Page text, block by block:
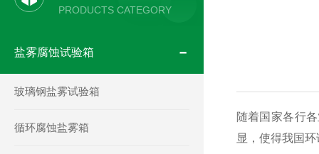
PRODUCTS CATEGORY
盐雾腐蚀试验箱
玻璃钢盐雾试验箱
循环腐蚀盐雾箱
随着国家各行
显，使得我国